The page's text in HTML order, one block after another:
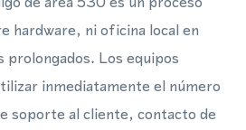
hardware, ni oficina local en
Los equipos
inmediatamente el número
soporte al cliente, contacto de